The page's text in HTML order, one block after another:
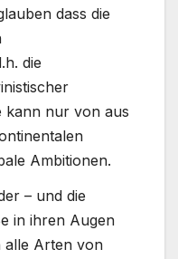
dass die
die
kann nur von aus
Ambitionen.
– und die
in ihren Augen
alle Arten von